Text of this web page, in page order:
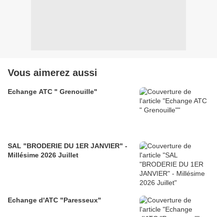
Vous aimerez aussi
Echange ATC " Grenouille"
SAL "BRODERIE DU 1ER JANVIER" -
Millésime 2026 Juillet
Echange d'ATC "Paresseux"